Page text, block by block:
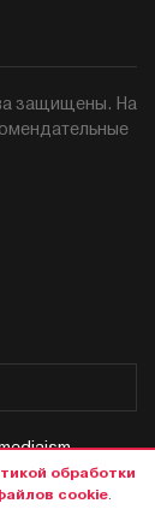
защищены. На
обработки
cookie.